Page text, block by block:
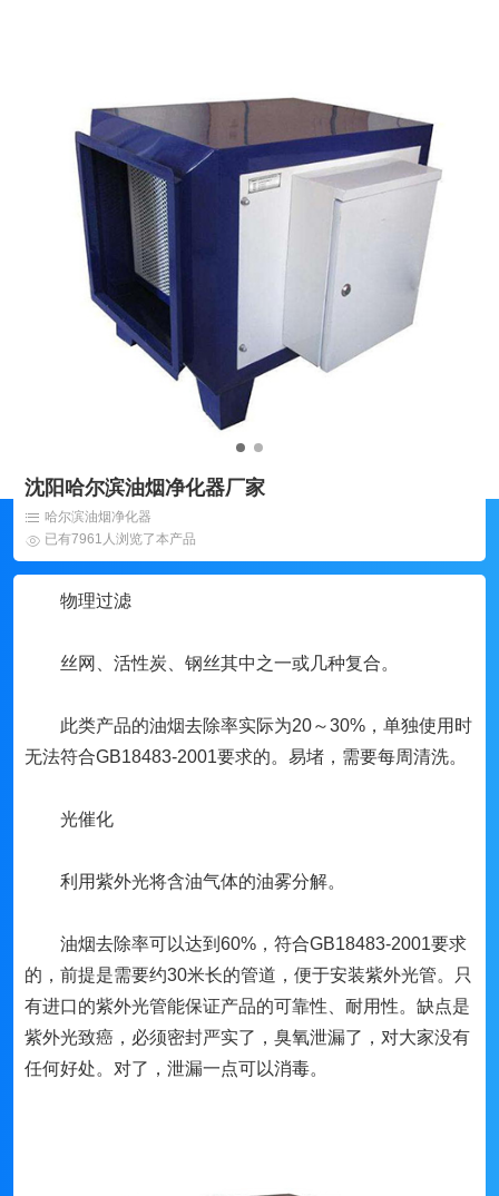
沈阳哈尔滨油烟净化器厂家
哈尔滨油烟净化器
已有7961人浏览了本产品
物理过滤
丝网、活性炭、钢丝其中之一或几种复合。
此类产品的油烟去除率实际为20～30%，单独使用时
无法符合GB18483-2001要求的。易堵，需要每周清洗。
光催化
利用紫外光将含油气体的油雾分解。
油烟去除率可以达到60%，符合GB18483-2001要求
的，前提是需要约30米长的管道，便于安装紫外光管。只
有进口的紫外光管能保证产品的可靠性、耐用性。缺点是
紫外光致癌，必须密封严实了，臭氧泄漏了，对大家没有
任何好处。对了，泄漏一点可以消毒。